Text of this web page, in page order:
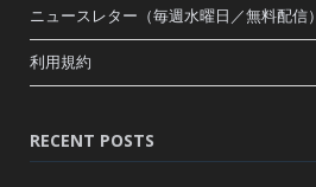
ニュースレター（毎週水曜日／無料配信）
利用規約
RECENT POSTS